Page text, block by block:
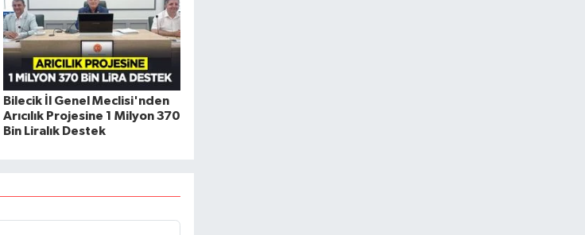
Bilecik İl Genel Meclisi'nden
Arıcılık Projesine 1 Milyon 370
Bin Liralık Destek